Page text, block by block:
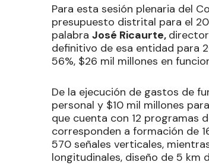
Para esta sesión plenaria del
presupuesto distrital para el
palabra José Ricaurte,
definitivo de esa entidad para
56%, $26 mil millones en
De la ejecución de gastos de
personal y $10 mil millones
que cuenta con 12 programas
corresponden a formación de
570 señales verticales,
longitudinales, diseño de 5 km